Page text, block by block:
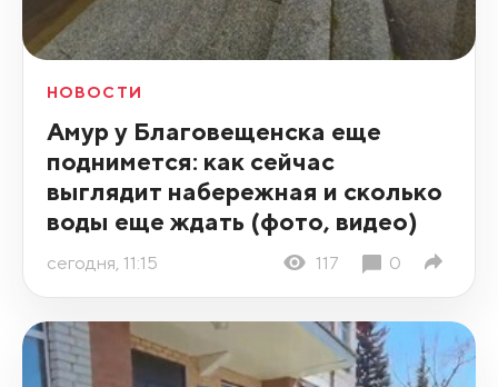
НОВОСТИ
Амур у Благовещенска еще
поднимется: как сейчас
выглядит набережная и сколько
воды еще ждать (фото, видео)
сегодня, 11:15 117 0